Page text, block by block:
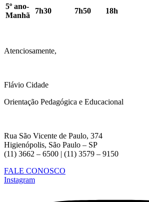
5º ano-
Manhã
7h30 7h50 18h
Atenciosamente,
Flávio Cidade
Orientação Pedagógica e Educacional
Rua São Vicente de Paulo, 374
Higienópolis, São Paulo – SP
(11) 3662 – 6500 | (11) 3579 – 9150
FALE CONOSCO
Instagram